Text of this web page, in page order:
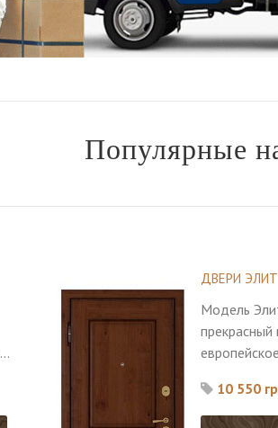
Популярные
ДВЕРИ ЭЛИТ
Модель
европейское
вашего
10 550